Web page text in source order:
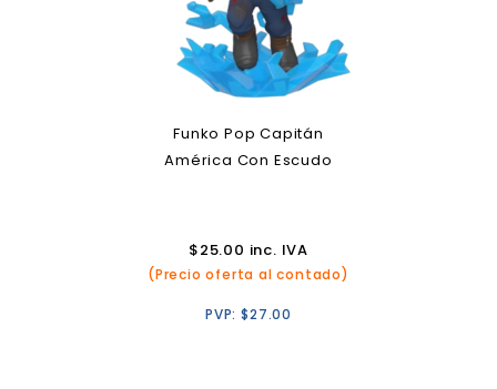
Funko Pop Capitán
América Con Escudo
$25.00 inc. IVA
(Precio oferta al contado)
PVP:$27.00